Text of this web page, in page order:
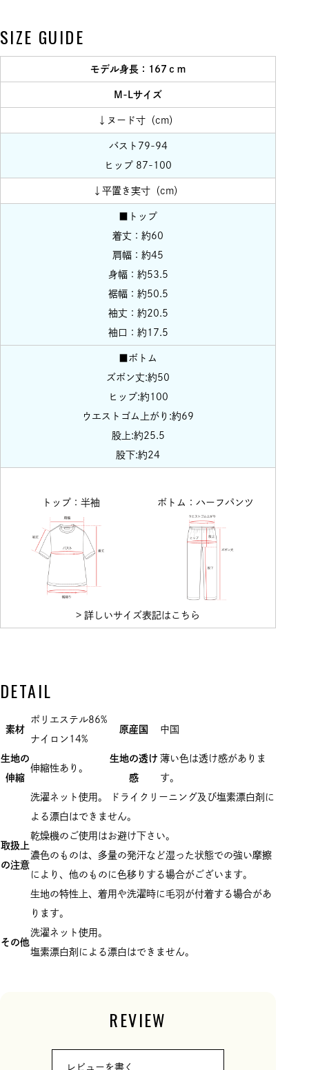
SIZE GUIDE
モデル身長：167ｃｍ
M-Lサイズ
↓ヌード寸（cm）
バスト79-94
ヒップ 87-100
↓平置き実寸（cm）
■トップ
着丈：約60
肩幅：約45
身幅：約53.5
裾幅：約50.5
袖丈：約20.5
袖口：約17.5
■ボトム
ズボン丈:約50
ヒップ:約100
ウエストゴム上がり:約69
股上:約25.5
股下:約24
トップ：半袖 ボトム：ハーフパンツ
> 詳しいサイズ表記はこちら
DETAIL
素材
ポリエステル86%
ナイロン14%
原産国 中国
生地の
伸縮
伸縮性あり。
生地の透け
感
薄い色は透け感がありま
す。
取扱上
の注意
洗濯ネット使用。 ドライクリーニング及び塩素漂白剤に
よる漂白はできません。
乾燥機のご使用はお避け下さい。
濃色のものは、多量の発汗など湿った状態での強い摩擦
により、他のものに色移りする場合がございます。
生地の特性上、着用や洗濯時に毛羽が付着する場合があ
ります。
その他
洗濯ネット使用。
塩素漂白剤による漂白はできません。
REVIEW
レビューを書く